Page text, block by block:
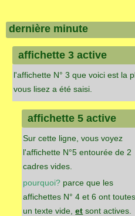
dernière minute
affichette 3 active
l'affichette N° 3 que voici est la
vous lisez a été saisi.
affichette 5 active
Sur cette ligne, vous voyez
l'affichette N°5 entourée de 2
cadres vides.
pourquoi? parce que les
affichettes N° 4 et 6 ont
un texte vide,et sont actives.